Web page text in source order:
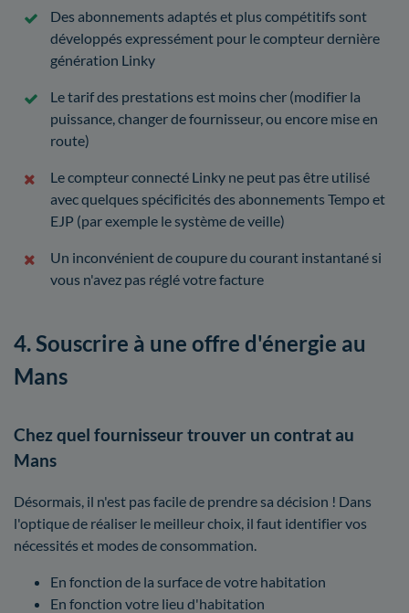
Des abonnements adaptés et plus compétitifs sont
développés expressément pour le compteur dernière
génération Linky
Le tarif des prestations est moins cher (modifier la
puissance, changer de fournisseur, ou encore mise en
route)
Le compteur connecté Linky ne peut pas être utilisé
avec quelques spécificités des abonnements Tempo et
EJP (par exemple le système de veille)
Un inconvénient de coupure du courant instantané si
vous n'avez pas réglé votre facture
4. Souscrire à une offre d'énergie au
Mans
Chez quel fournisseur trouver un contrat au
Mans
Désormais, il n'est pas facile de prendre sa décision ! Dans
l'optique de réaliser le meilleur choix, il faut identifier vos
nécessités et modes de consommation.
En fonction de la surface de votre habitation
En fonction votre lieu d'habitation